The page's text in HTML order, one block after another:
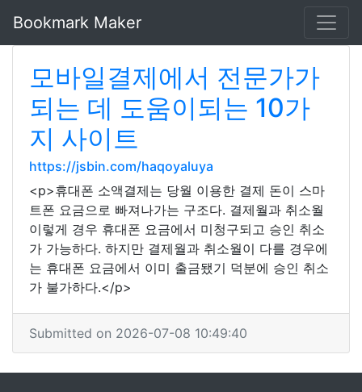
Bookmark Maker
모바일결제에서 전문가가
되는 데 도움이되는 10가
지 사이트
https://jsbin.com/haqoyaluya
<p>휴대폰 소액결제는 당월 이용한 결제 돈이 스마
트폰 요금으로 빠져나가는 구조다. 결제월과 취소월
이렇게 경우 휴대폰 요금에서 미청구되고 승인 취소
가 가능하다. 하지만 결제월과 취소월이 다를 경우에
는 휴대폰 요금에서 이미 출금됐기 덕분에 승인 취소
가 불가하다.</p>
Submitted on 2026-07-08 10:49:40